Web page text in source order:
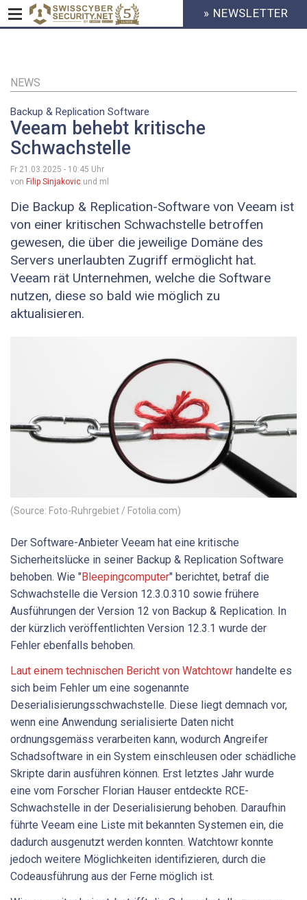
Inhalt
HEADER
MENU
» NEWSLETTER
NEWS
Backup & Replication Software
Veeam behebt kritische
Schwachstelle
Fr 21.03.2025 - 10:45 Uhr
von Filip Sinjakovic und ml
Die Backup & Replication-Software von Veeam ist
von einer kritischen Schwachstelle betroffen
gewesen, die über die jeweilige Domäne des
Servers unerlaubten Zugriff ermöglicht hat.
Veeam rät Unternehmen, welche die Software
nutzen, diese so bald wie möglich zu
aktualisieren.
(Source: Foto-Ruhrgebiet / Fotolia.com)
Der Software-Anbieter Veeam hat eine kritische
Sicherheitslücke in seiner Backup & Replication Software
behoben. Wie "Bleepingcomputer" berichtet, betraf die
Schwachstelle die Version 12.3.0.310 sowie frühere
Ausführungen der Version 12 von Backup & Replication. In
der kürzlich veröffentlichten Version 12.3.1 wurde der
Fehler ebenfalls behoben.
Laut einem technischen Bericht von Watchtowr handelte es
sich beim Fehler um eine sogenannte
Deserialisierungsschwachstelle. Diese liegt demnach vor,
wenn eine Anwendung serialisierte Daten nicht
ordnungsgemäss verarbeiten kann, wodurch Angreifer
Schadsoftware in ein System einschleusen oder schädliche
Skripte darin ausführen können. Erst letztes Jahr wurde
eine vom Forscher Florian Hauser entdeckte RCE-
Schwachstelle in der Deserialisierung behoben. Daraufhin
führte Veeam eine Liste mit bekannten Systemen ein, die
dadurch ausgenutzt werden konnten. Watchtowr konnte
jedoch weitere Möglichkeiten identifizieren, durch die
Codeausführung aus der Ferne möglich ist.